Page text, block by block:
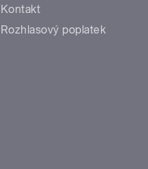
Kontakt
Rozhlasový poplatek